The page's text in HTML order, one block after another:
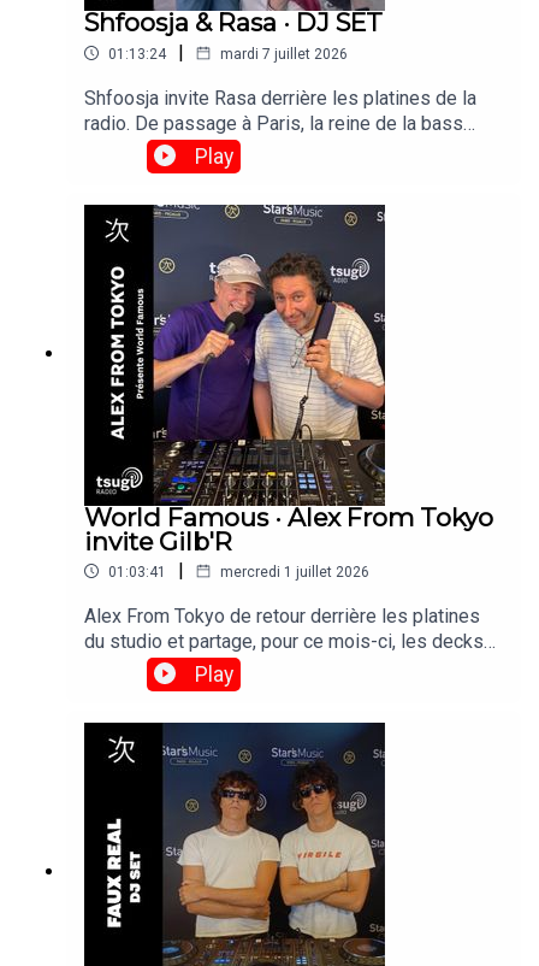
Shfoosja & Rasa · DJ SET
01:13:24 | mardi 7 juillet 2026
Shfoosja invite Rasa derrière les platines de la
radio. De passage à Paris, la reine de la bass
music de Bangalore, s'impose comme l'une des
DJ indiennes les plus en vue à l'international.
Play
World Famous · Alex From Tokyo
invite Gilb'R
01:03:41 | mercredi 1 juillet 2026
Alex From Tokyo de retour derrière les platines
du studio et partage, pour ce mois-ci, les decks
avec Gilb'r, DJ et fondateur du label Versatile.
Play